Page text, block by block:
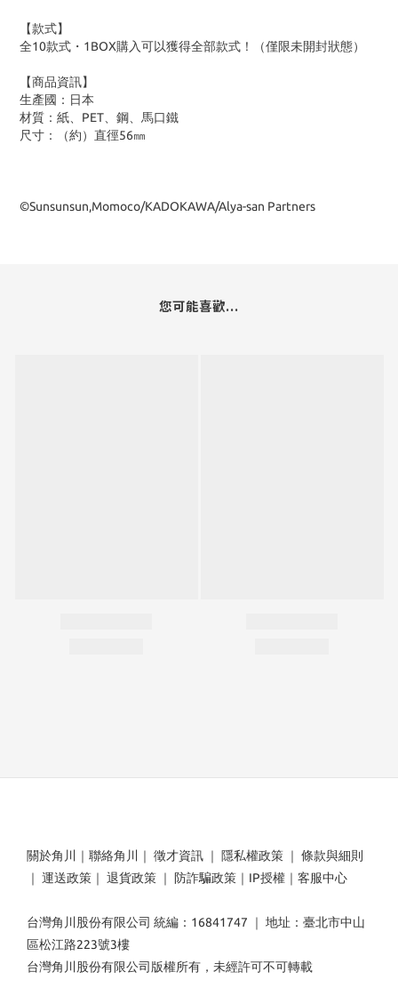
【款式】
全10款式・1BOX購入可以獲得全部款式！（僅限未開封狀態）
【商品資訊】
生產國：日本
材質：紙、PET、鋼、馬口鐵
尺寸：（約）直徑56㎜
©Sunsunsun,Momoco/KADOKAWA/Alya-san Partners
您可能喜歡...
關於角川 ｜ 聯絡角川 ｜ 徵才資訊 ｜ 隱私權政策 ｜ 條款與細則
｜ 運送政策 ｜ 退貨政策 ｜ 防詐騙政策 ｜ IP授權 ｜ 客服中心
台灣角川股份有限公司 統編：16841747 ｜ 地址：臺北市中山
區松江路223號3樓
台灣角川股份有限公司版權所有，未經許可不可轉載